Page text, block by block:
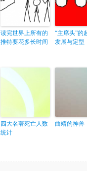
读完世界上所有的
推特要花多长时间
“主席头”的
发展与定型
四大名著死亡人数
统计
曲靖的神兽